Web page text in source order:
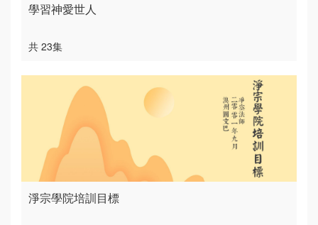
學習神愛世人
共 23集
淨宗學院培訓目標